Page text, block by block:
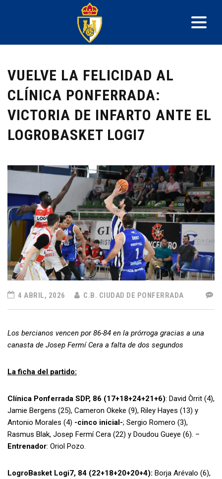
VUELVE LA FELICIDAD AL
CLÍNICA PONFERRADA:
VICTORIA DE INFARTO ANTE EL
LOGROBASKET LOGI7
4 ABRIL, 2026 C.B. CIUDAD DE PONFERRADA
Los bercianos vencen por 86-84 en la prórroga gracias a una
canasta de Josep Fermí Cera a falta de dos segundos
La ficha del partido:
Clínica Ponferrada SDP, 86 (17+18+24+21+6): David Òrrit (4),
Jamie Bergens (25), Cameron Okeke (9), Riley Hayes (13) y
Antonio Morales (4) -cinco inicial-; Sergio Romero (3),
Rasmus Blak, Josep Fermí Cera (22) y Doudou Gueye (6). –
Entrenador: Oriol Pozo.
LogroBasket Logi7, 84 (22+18+20+20+4): Borja Arévalo (6),